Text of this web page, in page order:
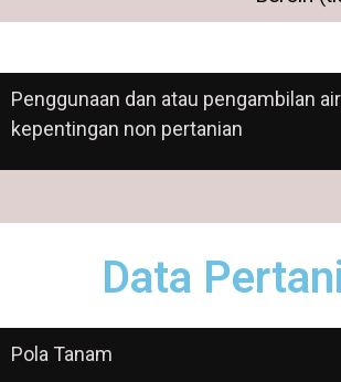
Penggunaan dan atau pengambilan
kepentingan non pertanian
Data
Pola Tanam